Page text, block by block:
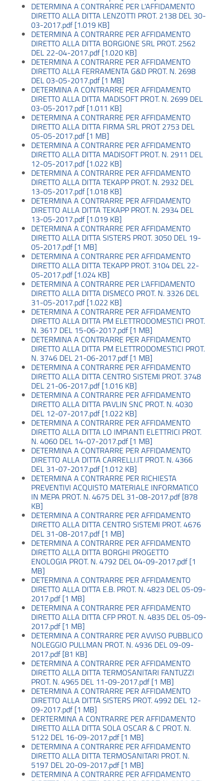
DETERMINA A CONTRARRE PER L'AFFIDAMENTO
DIRETTO ALLA DITTA LENZOTTI PROT. 2138 DEL 30-
03-2017.pdf [1.019 KB]
DETERMINA A CONTRARRE PER AFFIDAMENTO
DIRETTO ALLA DITTA BORGIONE SRL PROT. 2562
DEL 22-04-2017.pdf [1.020 KB]
DETERMINA A CONTRARRE PER AFFIDAMENTO
DIRETTO ALLA FERRAMENTA G&D PROT. N. 2698
DEL 03-05-2017.pdf [1 MB]
DETERMINA A CONTRARRE PER AFFIDAMENTO
DIRETTO ALLA DITTA MADISOFT PROT. N. 2699 DEL
03-05-2017.pdf [1.011 KB]
DETERMINA A CONTRARRE PER AFFIDAMENTO
DIRETTO ALLA DITTA FIRMA SRL PROT 2753 DEL
05-05-2017.pdf [1 MB]
DETERMINA A CONTRARRE PER AFFIDAMENTO
DIRETTO ALLA DITTA MADISOFT PROT. N. 2911 DEL
12-05-2017.pdf [1.022 KB]
DETERMINA A CONTRARRE PER AFFIDAMENTO
DIRETTO ALLA DITTA TEKAPP PROT. N. 2932 DEL
13-05-2017.pdf [1.018 KB]
DETERMINA A CONTRARRE PER AFFIDAMENTO
DIRETTO ALLA DITTA TEKAPP PROT. N. 2934 DEL
13-05-2017.pdf [1.019 KB]
DETERMINA A CONTRARRE PER AFFIDAMENTO
DIRETTO ALLA DITTA SISTERS PROT. 3050 DEL 19-
05-2017.pdf [1 MB]
DETERMINA A CONTRARRE PER AFFIDAMENTO
DIRETTO ALLA DITTA TEKAPP PROT. 3104 DEL 22-
05-2017.pdf [1.024 KB]
DETERMINA A CONTRARRE PER L'AFFIDAMENTO
DIRETTO ALLA DITTA DISMECO PROT. N. 3326 DEL
31-05-2017.pdf [1.022 KB]
DETERMINA A CONTRARRE PER AFFIDAMENTO
DIRETTO ALLA DITTA PM ELETTRODOMESTICI PROT.
N. 3617 DEL 15-06-2017.pdf [1 MB]
DETERMINA A CONTRARRE PER AFFIDAMENTO
DIRETTO ALLA DITTA PM ELETTRODOMESTICI PROT.
N. 3746 DEL 21-06-2017.pdf [1 MB]
DETERMINA A CONTRARRE PER AFFIDAMENTO
DIRETTO ALLA DITTA CENTRO SISTEMI PROT. 3748
DEL 21-06-2017.pdf [1.016 KB]
DETERMINA A CONTRARRE PER AFFIDAMENTO
DIRETTO ALLA DITTA PAVLIN SNC PROT. N. 4030
DEL 12-07-2017.pdf [1.022 KB]
DETERMINA A CONTRARRE PER AFFIDAMENTO
DIRETTO ALLA DITTA LO IMPIANTI ELETTRICI PROT.
N. 4060 DEL 14-07-2017.pdf [1 MB]
DETERMINA A CONTRARRE PER AFFIDAMENTO
DIRETTO ALLA DITTA CARRELLI.IT PROT. N. 4366
DEL 31-07-2017.pdf [1.012 KB]
DETERMINA A CONTRARRE PER RICHIESTA
PREVENTIVI ACQUISTO MATERIALE INFORMATICO
IN MEPA PROT. N. 4675 DEL 31-08-2017.pdf [878
KB]
DETERMINA A CONTRARRE PER AFFIDAMENTO
DIRETTO ALLA DITTA CENTRO SISTEMI PROT. 4676
DEL 31-08-2017.pdf [1 MB]
DETERMINA A CONTRARRE PER AFFIDAMENTO
DIRETTO ALLA DITTA BORGHI PROGETTO
ENOLOGIA PROT. N. 4792 DEL 04-09-2017.pdf [1
MB]
DETERMINA A CONTRARRE PER AFFIDAMENTO
DIRETTO ALLA DITTA E.B. PROT. N. 4823 DEL 05-09-
2017.pdf [1 MB]
DETERMINA A CONTRARRE PER AFFIDAMENTO
DIRETTO ALLA DITTA CFP PROT. N. 4835 DEL 05-09-
2017.pdf [1 MB]
DETERMINA A CONTRARRE PER AVVISO PUBBLICO
NOLEGGIO PULLMAN PROT. N. 4936 DEL 09-09-
2017.pdf [81 KB]
DETERMINA A CONTRARRE PER AFFIDAMENTO
DIRETTO ALLA DITTA TERMOSANITARI FANTUZZI
PROT. N. 4965 DEL 11-09-2017.pdf [1 MB]
DETERMINA A CONTRARRE PER AFFIDAMENTO
DIRETTO ALLA DITTA SISTERS PROT. 4992 DEL 12-
09-2017.pdf [1 MB]
DERTERMINA A CONTRARRE PER AFFIDAMENTO
DIRETTO ALLA DITTA SOLA OSCAR & C PROT. N.
5122 DEL 16-09-2017.pdf [1 MB]
DETERMINA A CONTRARRE PER AFFIDAMENTO
DIRETTO ALLA DITTA TERMOSANITARI PROT. N.
5197 DEL 20-09-2017.pdf [1 MB]
DETERMINA A CONTRARRE PER AFFIDAMENTO